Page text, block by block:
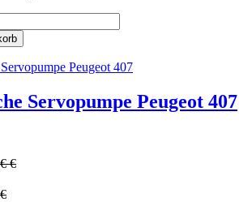
Servopumpe Peugeot 407
€